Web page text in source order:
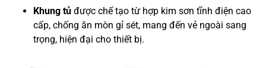
Khung tủ được chế tạo từ hợp kim sơn tĩnh điện cao
cấp, chống ăn mòn gỉ sét, mang đến vẻ ngoài sang
trọng, hiện đại cho thiết bị.